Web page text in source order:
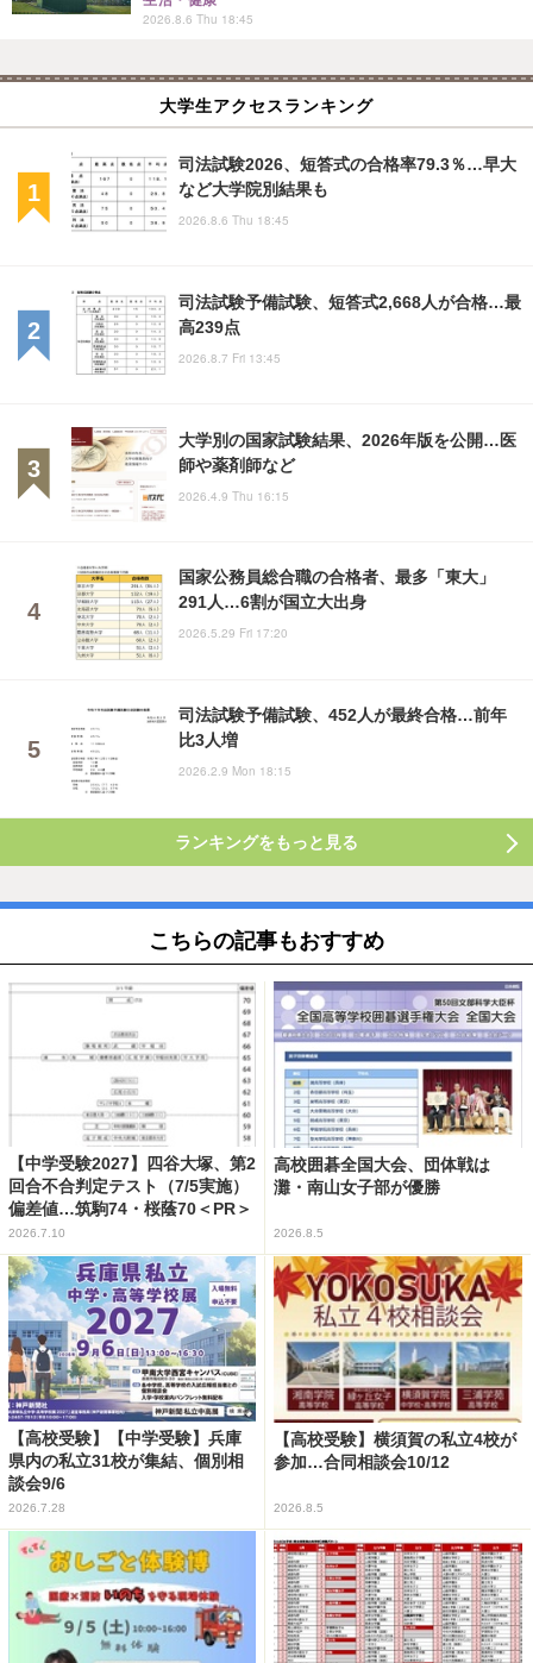
2026.8.6 Thu 18:45
大学生アクセスランキング
司法試験2026、短答式の合格率79.3％…早大
など大学院別結果も
2026.8.6 Thu 18:45
司法試験予備試験、短答式2,668人が合格…最
高239点
2026.8.7 Fri 13:45
大学別の国家試験結果、2026年版を公開…医
師や薬剤師など
2026.4.9 Thu 16:15
国家公務員総合職の合格者、最多「東大」
291人…6割が国立大出身
2026.5.29 Fri 17:20
司法試験予備試験、452人が最終合格…前年
比3人増
2026.2.9 Mon 18:15
ランキングをもっと見る
こちらの記事もおすすめ
【中学受験2027】四谷大塚、第2
回合不合判定テスト（7/5実施）
偏差値…筑駒74・桜蔭70＜PR＞
2026.7.10
高校囲碁全国大会、団体戦は
灘・南山女子部が優勝
2026.8.5
【高校受験】【中学受験】兵庫
県内の私立31校が集結、個別相
談会9/6
2026.7.28
【高校受験】横須賀の私立4校が
参加…合同相談会10/12
2026.8.5